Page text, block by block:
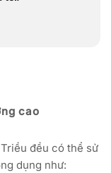
cao
đều có thể sử
dụng như: